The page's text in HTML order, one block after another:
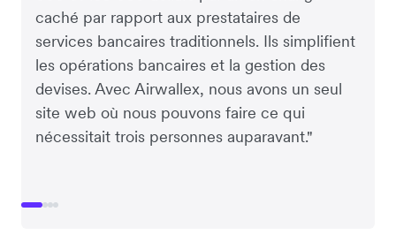
caché par rapport aux prestataires de
services bancaires traditionnels. Ils simplifient
les opérations bancaires et la gestion des
devises. Avec Airwallex, nous avons un seul
site web où nous pouvons faire ce qui
nécessitait trois personnes auparavant."